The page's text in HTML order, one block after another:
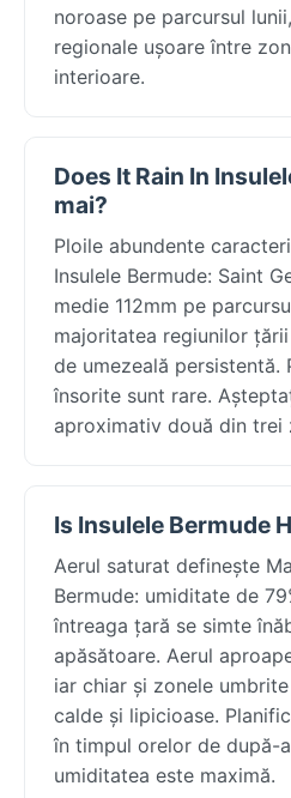
noroase pe parcursul
regionale ușoare între
interioare.
Does It Rain In
mai?
Ploile abundente
Insulele Bermude: Saint
medie 112mm pe
majoritatea regiunilor
de umezeală persistentă.
însorite sunt rare.
aproximativ două din trei
Is Insulele Bermude
Aerul saturat definește
Bermude: umiditate de
întreaga țară se simte
apăsătoare. Aerul
iar chiar și zonele
calde și lipicioase.
în timpul orelor de după-
umiditatea este maximă.